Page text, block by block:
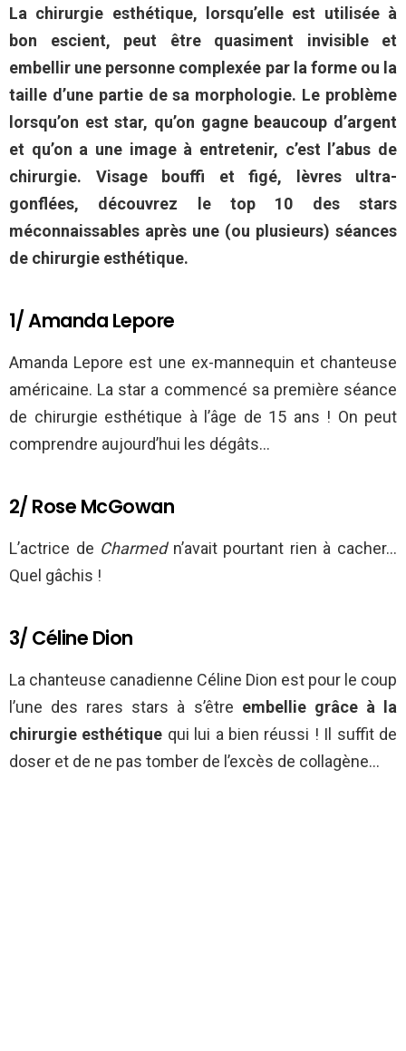
La chirurgie esthétique, lorsqu’elle est utilisée à
bon escient, peut être quasiment invisible et
embellir une personne complexée par la forme ou la
taille d’une partie de sa morphologie. Le problème
lorsqu’on est star, qu’on gagne beaucoup d’argent
et qu’on a une image à entretenir, c’est l’abus de
chirurgie. Visage bouffi et figé, lèvres ultra-
gonflées, découvrez le top 10 des stars
méconnaissables après une (ou plusieurs) séances
de chirurgie esthétique.
1/ Amanda Lepore
Amanda Lepore est une ex-mannequin et chanteuse
américaine. La star a commencé sa première séance
de chirurgie esthétique à l’âge de 15 ans ! On peut
comprendre aujourd’hui les dégâts…
2/ Rose McGowan
L’actrice de Charmedn’avait pourtant rien à cacher…
Quel gâchis !
3/ Céline Dion
La chanteuse canadienne Céline Dion est pour le coup
l’une des rares stars à s’être embellie grâce à la
chirurgie esthétique qui lui a bien réussi ! Il suffit de
doser et de ne pas tomber de l’excès de collagène…